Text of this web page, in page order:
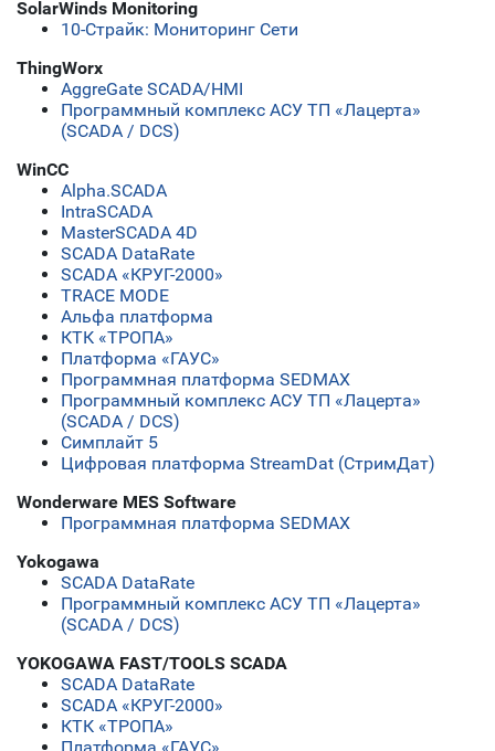
SolarWinds Monitoring
10-Страйк: Мониторинг Сети
ThingWorx
AggreGate SCADA/HMI
Программный комплекс АСУ ТП «Лацерта»
(SCADA / DCS)
WinCC
Alpha.SCADA
IntraSCADA
MasterSCADA 4D
SCADA DataRate
SCADA «КРУГ-2000»
TRACE MODE
Альфа платформа
КТК «ТРОПА»
Платформа «ГАУС»
Программная платформа SEDMAX
Программный комплекс АСУ ТП «Лацерта»
(SCADA / DCS)
Симплайт 5
Цифровая платформа StreamDat (СтримДат)
Wonderware MES Software
Программная платформа SEDMAX
Yokogawa
SCADA DataRate
Программный комплекс АСУ ТП «Лацерта»
(SCADA / DCS)
YOKOGAWA FAST/TOOLS SCADA
SCADA DataRate
SCADA «КРУГ-2000»
КТК «ТРОПА»